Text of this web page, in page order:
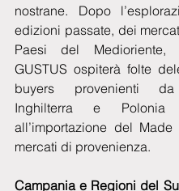
nostrane. Dopo
edizioni passate, dei
Paesi del Medioriente,
GUSTUS ospiterà folte
buyers provenienti
Inghilterra e Polonia
all’importazione del
mercati di provenienza.
Campania e Regioni del